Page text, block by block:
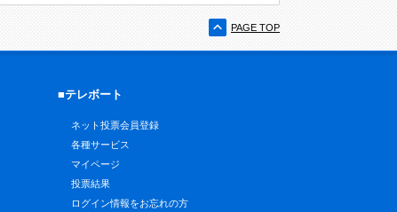
PAGE TOP
■テレボート
ネット投票会員登録
各種サービス
マイページ
投票結果
ログイン情報をお忘れの方